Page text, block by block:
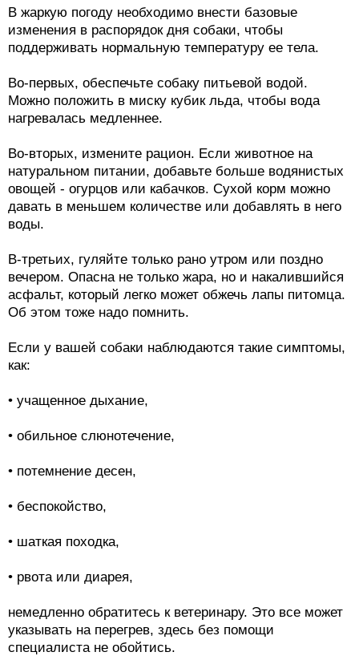
В жаркую погоду необходимо внести базовые
изменения в распорядок дня собаки, чтобы
поддерживать нормальную температуру ее тела.
Во-первых, обеспечьте собаку питьевой водой.
Можно положить в миску кубик льда, чтобы вода
нагревалась медленнее.
Во-вторых, измените рацион. Если животное на
натуральном питании, добавьте больше водянистых
овощей - огурцов или кабачков. Сухой корм можно
давать в меньшем количестве или добавлять в него
воды.
В-третьих, гуляйте только рано утром или поздно
вечером. Опасна не только жара, но и накалившийся
асфальт, который легко может обжечь лапы питомца.
Об этом тоже надо помнить.
Если у вашей собаки наблюдаются такие симптомы,
как:
• учащенное дыхание,
• обильное слюнотечение,
• потемнение десен,
• беспокойство,
• шаткая походка,
• рвота или диарея,
немедленно обратитесь к ветеринару. Это все может
указывать на перегрев, здесь без помощи
специалиста не обойтись.